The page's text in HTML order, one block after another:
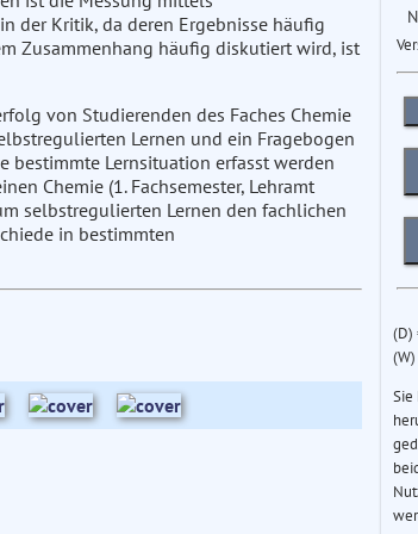
der Kritik, da deren Ergebnisse häufig
Zusammenhang häufig diskutiert wird, ist
von Studierenden des Faches Chemie
Lernen und ein Fragebogen
bestimmte Lernsituation erfasst werden
Chemie (1. Fachsemester, Lehramt
selbstregulierten Lernen den fachlichen
in bestimmten
(D)
Sie